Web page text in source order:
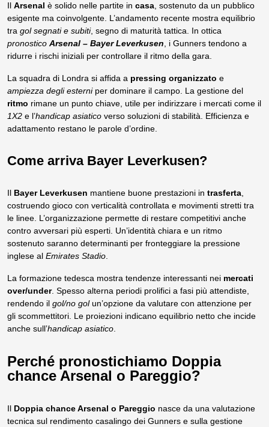
Il Arsenal è solido nelle partite in casa, sostenuto da un pubblico
esigente ma coinvolgente. L’andamento recente mostra equilibrio
tra gol segnati e subiti, segno di maturità tattica. In ottica
pronostico Arsenal – Bayer Leverkusen, i Gunners tendono a
ridurre i rischi iniziali per controllare il ritmo della gara.
La squadra di Londra si affida a pressing organizzato e
ampiezza degli esterniper dominare il campo. La gestione del
ritmo rimane un punto chiave, utile per indirizzare i mercati come il
1X2 e l’handicap asiatico verso soluzioni di stabilità. Efficienza e
adattamento restano le parole d’ordine.
Come arriva Bayer Leverkusen?
Il Bayer Leverkusen mantiene buone prestazioni in trasferta,
costruendo gioco con verticalità controllata e movimenti stretti tra
le linee. L’organizzazione permette di restare competitivi anche
contro avversari più esperti. Un’identità chiara e un ritmo
sostenuto saranno determinanti per fronteggiare la pressione
inglese al Emirates Stadio.
La formazione tedesca mostra tendenze interessanti nei mercati
over/under. Spesso alterna periodi prolifici a fasi più attendiste,
rendendo il gol/no golun’opzione da valutare con attenzione per
gli scommettitori. Le proiezioni indicano equilibrio netto che incide
anche sull’handicap asiatico.
Perché pronostichiamo Doppia
chance Arsenal o Pareggio?
Il Doppia chance Arsenal o Pareggio nasce da una valutazione
tecnica sul rendimento casalingo dei Gunners e sulla gestione